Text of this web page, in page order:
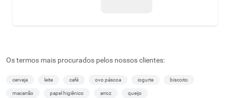
Os termos mais procurados pelos nossos clientes:
cerveja leite café ovo páscoa iogurte biscoito
macarrão papel higiênico arroz queijo